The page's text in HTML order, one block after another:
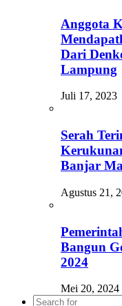
Anggota
Dari
Lampung
Juli 17, 2023
Serah
Banjar
Agustus 21,
Bangun
2024
Mei 20, 2024